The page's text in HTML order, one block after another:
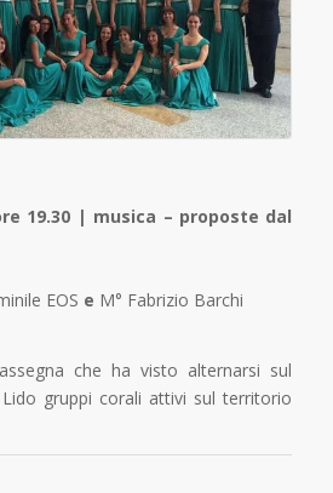
19.30 | musica – proposte dal
EOS e M° Fabrizio Barchi
che ha visto alternarsi sul
gruppi corali attivi sul territorio